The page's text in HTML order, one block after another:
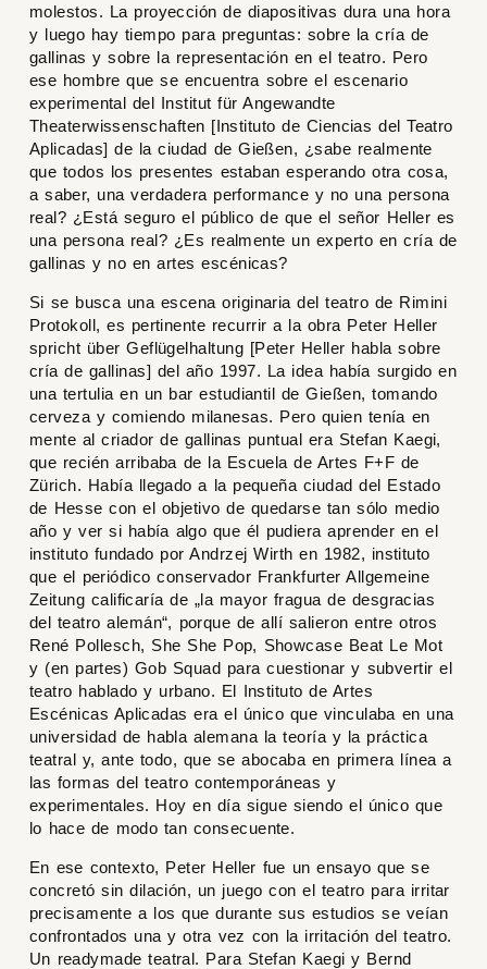
molestos. La proyección de diapositivas dura una hora
y luego hay tiempo para preguntas: sobre la cría de
gallinas y sobre la representación en el teatro. Pero
ese hombre que se encuentra sobre el escenario
experimental del Institut für Angewandte
Theaterwissenschaften [Instituto de Ciencias del Teatro
Aplicadas] de la ciudad de Gießen, ¿sabe realmente
que todos los presentes estaban esperando otra cosa,
a saber, una verdadera performance y no una persona
real? ¿Está seguro el público de que el señor Heller es
una persona real? ¿Es realmente un experto en cría de
gallinas y no en artes escénicas?
Si se busca una escena originaria del teatro de Rimini
Protokoll, es pertinente recurrir a la obra Peter Heller
spricht über Geflügelhaltung [Peter Heller habla sobre
cría de gallinas] del año 1997. La idea había surgido en
una tertulia en un bar estudiantil de Gießen, tomando
cerveza y comiendo milanesas. Pero quien tenía en
mente al criador de gallinas puntual era Stefan Kaegi,
que recién arribaba de la Escuela de Artes F+F de
Zürich. Había llegado a la pequeña ciudad del Estado
de Hesse con el objetivo de quedarse tan sólo medio
año y ver si había algo que él pudiera aprender en el
instituto fundado por Andrzej Wirth en 1982, instituto
que el periódico conservador Frankfurter Allgemeine
Zeitung calificaría de „la mayor fragua de desgracias
del teatro alemán“, porque de allí salieron entre otros
René Pollesch, She She Pop, Showcase Beat Le Mot
y (en partes) Gob Squad para cuestionar y subvertir el
teatro hablado y urbano. El Instituto de Artes
Escénicas Aplicadas era el único que vinculaba en una
universidad de habla alemana la teoría y la práctica
teatral y, ante todo, que se abocaba en primera línea a
las formas del teatro contemporáneas y
experimentales. Hoy en día sigue siendo el único que
lo hace de modo tan consecuente.
En ese contexto, Peter Heller fue un ensayo que se
concretó sin dilación, un juego con el teatro para irritar
precisamente a los que durante sus estudios se veían
confrontados una y otra vez con la irritación del teatro.
Un readymade teatral. Para Stefan Kaegi y Bernd